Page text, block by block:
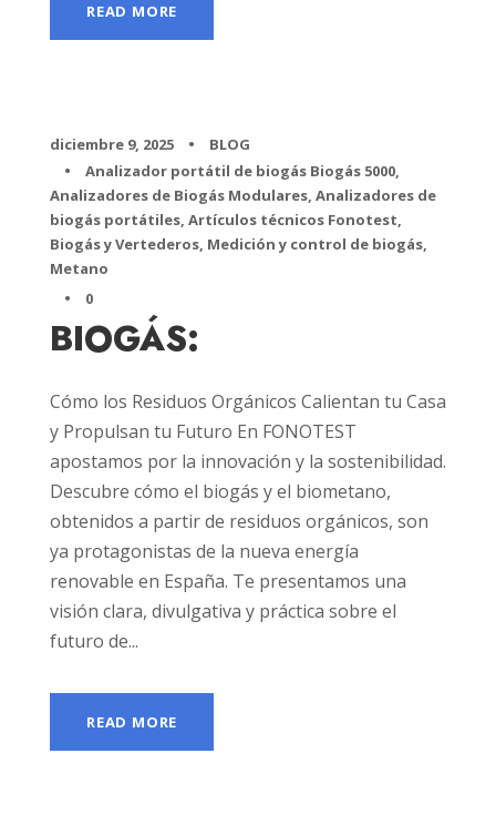
READ MORE
diciembre 9, 2025 •
BLOG
•
Analizador portátil de biogás Biogás 5000,
Analizadores de Biogás Modulares, Analizadores de
biogás portátiles, Artículos técnicos Fonotest,
Biogás y Vertederos, Medición y control de biogás,
Metano
•
0
BIOGÁS:
Cómo los Residuos Orgánicos Calientan tu Casa
y Propulsan tu Futuro En FONOTEST
apostamos por la innovación y la sostenibilidad.
Descubre cómo el biogás y el biometano,
obtenidos a partir de residuos orgánicos, son
ya protagonistas de la nueva energía
renovable en España. Te presentamos una
visión clara, divulgativa y práctica sobre el
futuro de...
READ MORE